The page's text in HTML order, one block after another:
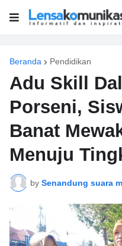
Beranda Pendidikan
Adu Skill
Porseni,
Banat
Menuju
by Senandung suara